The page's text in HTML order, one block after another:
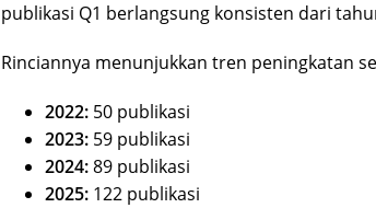
publikasi Q1 berlangsung konsisten dari
Rinciannya menunjukkan tren peningkatan
2022: 50 publikasi
2023: 59 publikasi
2024:89 publikasi
2025: 122 publikasi